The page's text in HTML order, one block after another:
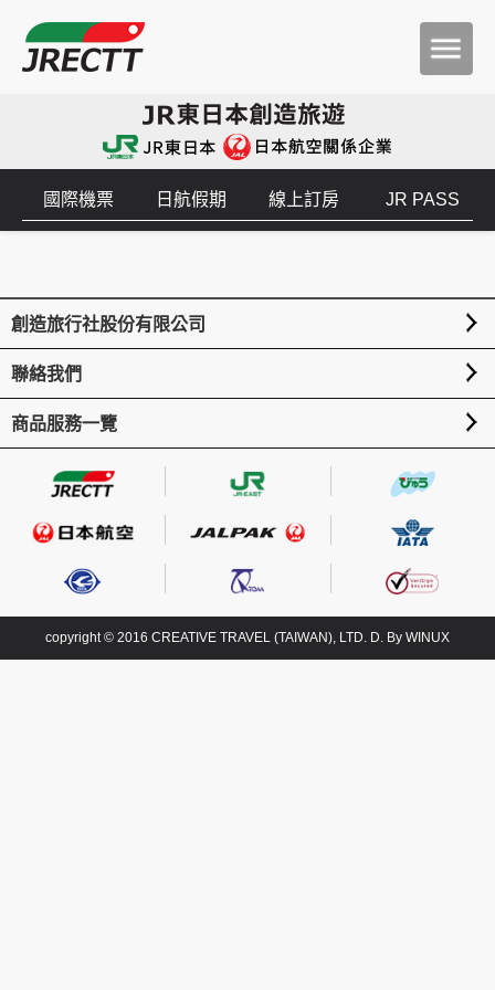
創造旅遊
國際機票 日航假期 線上訂房 JR PASS
創造旅行社股份有限公司
聯絡我們
商品服務一覽
copyright © 2016 CREATIVE TRAVEL (TAIWAN), LTD. D. By WINUX